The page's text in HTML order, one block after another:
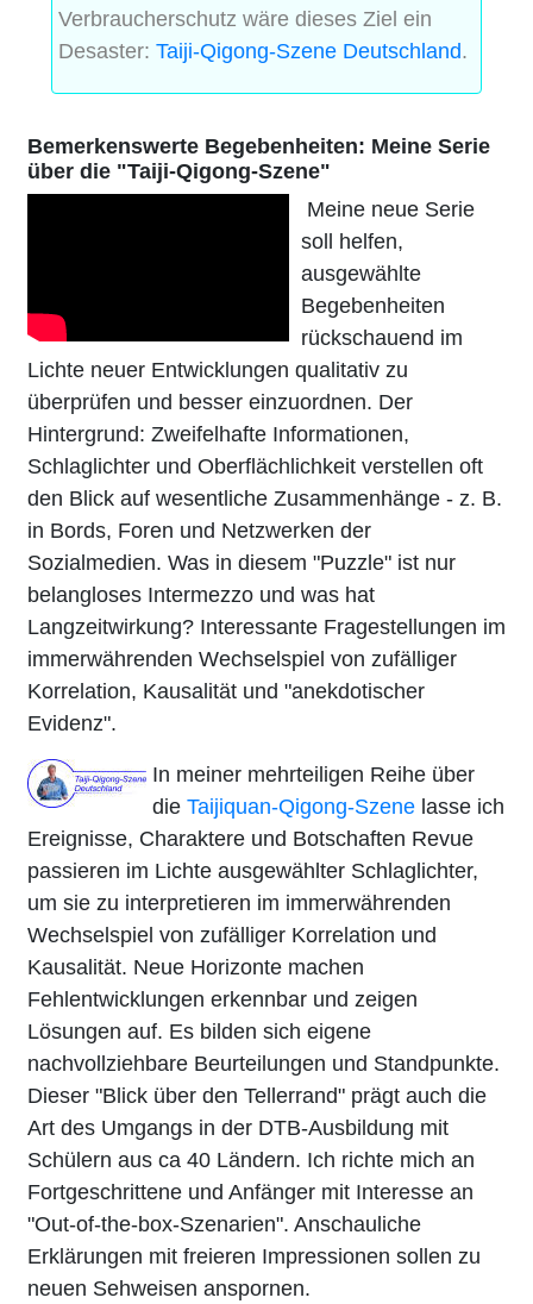
Verbraucherschutz wäre dieses Ziel ein
Desaster: Taiji-Qigong-Szene Deutschland.
Bemerkenswerte Begebenheiten: Meine Serie
über die "Taiji-Qigong-Szene"
Meine neue Serie
soll helfen,
ausgewählte
Begebenheiten
rückschauend im
Lichte neuer Entwicklungen qualitativ zu
überprüfen und besser einzuordnen. Der
Hintergrund: Zweifelhafte Informationen,
Schlaglichter und Oberflächlichkeit verstellen oft
den Blick auf wesentliche Zusammenhänge - z. B.
in Bords, Foren und Netzwerken der
Sozialmedien. Was in diesem "Puzzle" ist nur
belangloses Intermezzo und was hat
Langzeitwirkung? Interessante Fragestellungen im
immerwährenden Wechselspiel von zufälliger
Korrelation, Kausalität und "anekdotischer
Evidenz".
In meiner mehrteiligen Reihe über
die Taijiquan-Qigong-Szene lasse ich
Ereignisse, Charaktere und Botschaften Revue
passieren im Lichte ausgewählter Schlaglichter,
um sie zu interpretieren im immerwährenden
Wechselspiel von zufälliger Korrelation und
Kausalität. Neue Horizonte machen
Fehlentwicklungen erkennbar und zeigen
Lösungen auf. Es bilden sich eigene
nachvollziehbare Beurteilungen und Standpunkte.
Dieser "Blick über den Tellerrand" prägt auch die
Art des Umgangs in der DTB-Ausbildung mit
Schülern aus ca 40 Ländern. Ich richte mich an
Fortgeschrittene und Anfänger mit Interesse an
"Out-of-the-box-Szenarien". Anschauliche
Erklärungen mit freieren Impressionen sollen zu
neuen Sehweisen anspornen.